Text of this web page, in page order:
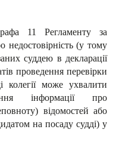
11 Регламенту за
недостовірність (у тому
суддею в декларації
проведення перевірки
колегії може ухвалити
інформації про
відомостей або
на посаду судді) у